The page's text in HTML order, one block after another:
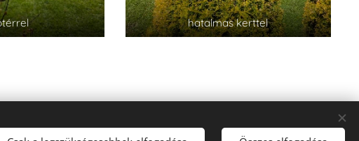
hatalmas kerttel